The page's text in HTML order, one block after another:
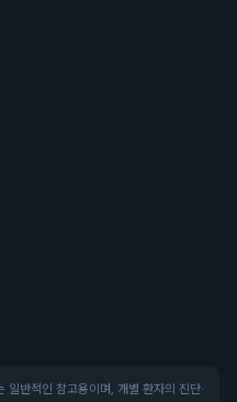
일반적인 참고용이며, 개별 환자의 진단·